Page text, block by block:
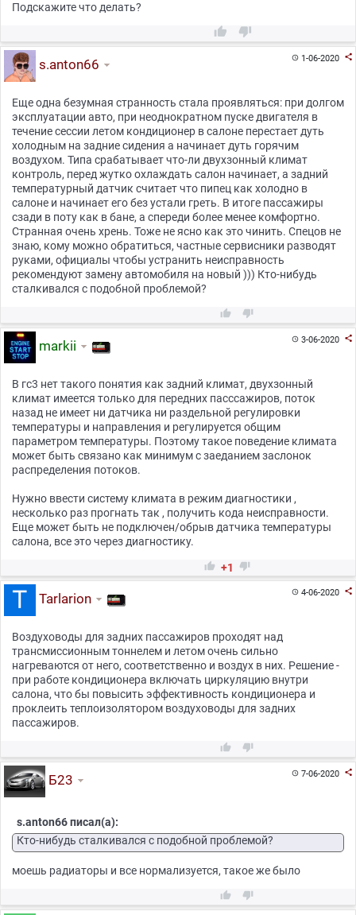
Подскажите что делать?
 
1-06-2020 
s.anton66
Еще одна безумная странность стала проявляться: при долгом
эксплуатации авто, при неоднократном пуске двигателя в
течение сессии летом кондиционер в салоне перестает дуть
холодным на задние сидения а начинает дуть горячим
воздухом. Типа срабатывает что-ли двухзонный климат
контроль, перед жутко охлаждать салон начинает, а задний
температурный датчик считает что пипец как холодно в
салоне и начинает его без устали греть. В итоге пассажиры
сзади в поту как в бане, а спереди более менее комфортно.
Странная очень хрень. Тоже не ясно как это чинить. Спецов не
знаю, кому можно обратиться, частные сервисники разводят
руками, официалы чтобы устранить неисправность
рекомендуют замену автомобиля на новый ))) Кто-нибудь
сталкивался с подобной проблемой?
 
3-06-2020 
markii
В гс3 нет такого понятия как задний климат, двухзонный
климат имеется только для передних пасссажиров, поток
назад не имеет ни датчика ни раздельной регулировки
температуры и направления и регулируется общим
параметром температуры. Поэтому такое поведение климата
может быть связано как минимум с заеданием заслонок
распределения потоков.
Нужно ввести систему климата в режим диагностики ,
несколько раз прогнать так , получить кода неисправности.
Еще может быть не подключен/обрыв датчика температуры
салона, все это через диагностику.
 +1 
4-06-2020 
Tarlarion
Воздуховоды для задних пассажиров проходят над
трансмиссионным тоннелем и летом очень сильно
нагреваются от него, соответственно и воздух в них. Решение -
при работе кондиционера включать циркуляцию внутри
салона, что бы повысить эффективность кондиционера и
проклеить теплоизолятором воздуховоды для задних
пассажиров.
 
7-06-2020 
Б23
s.anton66 писал(а):
Кто-нибудь сталкивался с подобной проблемой?
моешь радиаторы и все нормализуется, такое же было
 